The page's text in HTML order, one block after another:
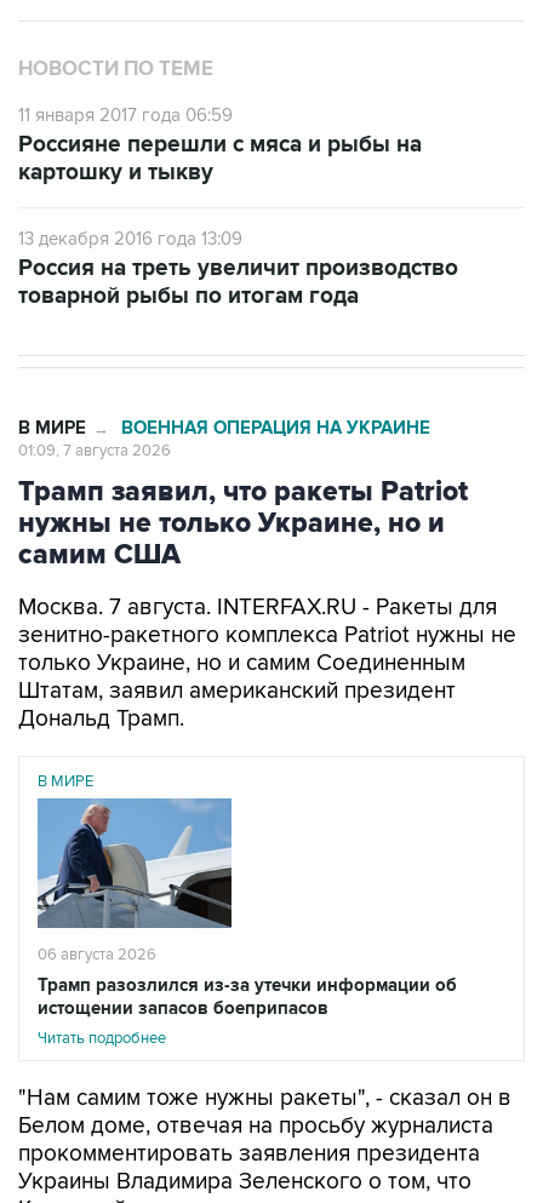
НОВОСТИ ПО ТЕМЕ
11 января 2017 года 06:59
Россияне перешли с мяса и рыбы на
картошку и тыкву
13 декабря 2016 года 13:09
Россия на треть увеличит производство
товарной рыбы по итогам года
В МИРЕ → ВОЕННАЯ ОПЕРАЦИЯ НА УКРАИНЕ
01:09, 7 августа 2026
Трамп заявил, что ракеты Patriot
нужны не только Украине, но и
самим США
Москва. 7 августа. INTERFAX.RU - Ракеты для
зенитно-ракетного комплекса Patriot нужны не
только Украине, но и самим Соединенным
Штатам, заявил американский президент
Дональд Трамп.
В МИРЕ
06 августа 2026
Трамп разозлился из-за утечки информации об
истощении запасов боеприпасов
Читать подробнее
"Нам самим тоже нужны ракеты", - сказал он в
Белом доме, отвечая на просьбу журналиста
прокомментировать заявления президента
Украины Владимира Зеленского о том, что